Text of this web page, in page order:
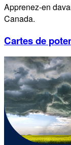
Apprenez-en
Canada.
Cartes de